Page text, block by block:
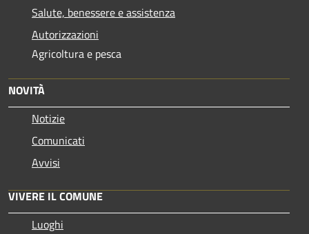
Salute, benessere e assistenza
Autorizzazioni
Agricoltura e pesca
NOVITÀ
Notizie
Comunicati
Avvisi
VIVERE IL COMUNE
Luoghi